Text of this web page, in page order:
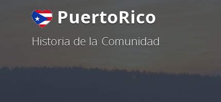
PuertoRico
Historia de la Comunidad